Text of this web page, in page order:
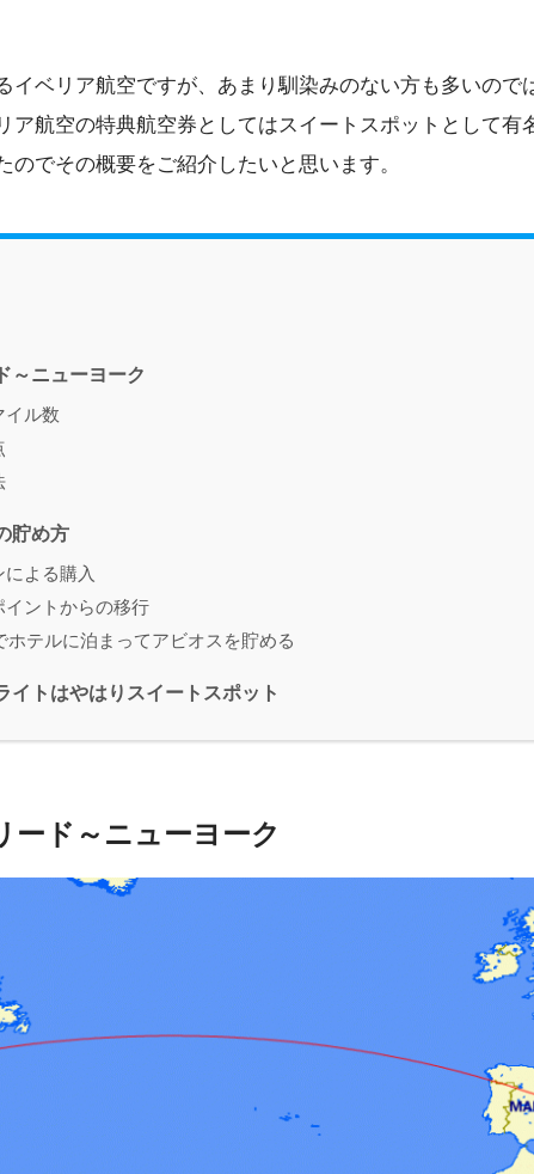
イベリア航空ですが、あまり馴染みのない方も多いので
ア航空の特典航空券としてはスイートスポットとして有
でその概要をご紹介したいと思います。
～ニューヨーク
イル数
貯め方
よる購入
イントからの移行
ホテルに泊まってアビオスを貯める
イトはやはりスイートスポット
ード～ニューヨーク